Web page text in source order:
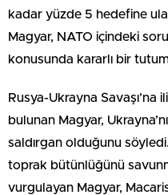
kadar yüzde 5 hedefine
Magyar, NATO içindeki
konusunda kararlı bir
Rusya-Ukrayna
bulunan Magyar,
saldırgan olduğunu söyledi.
toprak bütünlüğünü
vurgulayan Magyar,